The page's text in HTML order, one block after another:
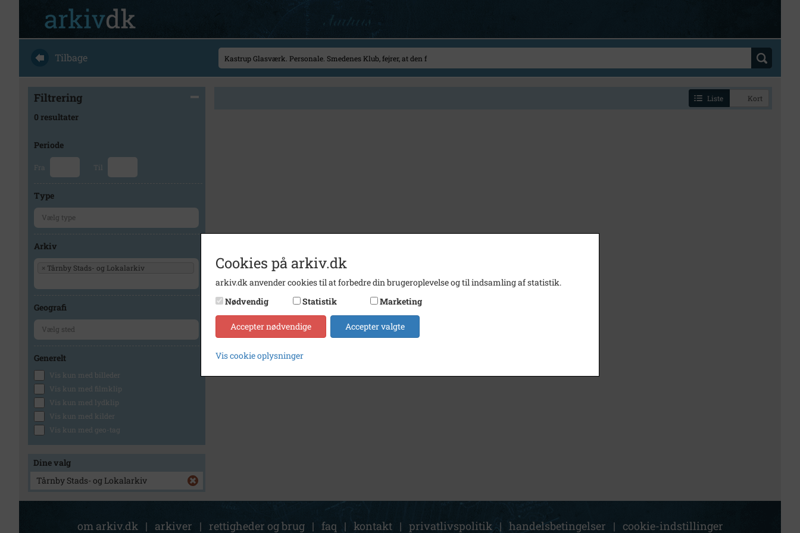
Tilbage
Filtrering
0 resultater
Periode
Fra Til
Type
Arkiv
× Tårnby Stads- og Lokalarkiv
Geografi
Generelt
Vis kun med billeder
Vis kun med filmklip
Vis kun med lydklip
Vis kun med kilder
Vis kun med geo-tag
Dine valg
Tårnby Stads- og Lokalarkiv
Liste Kort
om arkiv.dk | arkiver | rettigheder og brug | faq | kontakt | privatlivspolitik | handelsbetingelser | cookie-indstillinger
Cookies på arkiv.dk
arkiv.dk anvender cookies til at forbedre din brugeroplevelse og til indsamling af statistik.
Nødvendig
Statistik Marketing
Accepter nødvendige Accepter valgte
Vis cookie oplysninger